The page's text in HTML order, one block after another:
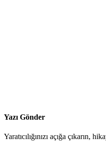
Yazı Gönder
Yaratıcılığınızı açığa çıkarın,